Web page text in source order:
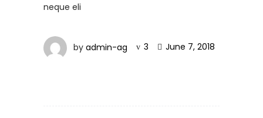
neque eli
by admin-ag 3 June 7, 2018